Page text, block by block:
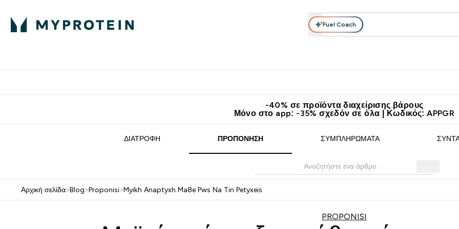
Fuel Coach
-40% σε προϊόντα διαχείρισης βάρους
Μόνο στο app: -35% σχεδόν σε όλα | Κωδικός: APPGR
ΔΙΑΤΡΟΦΉ ΠΡΟΠΌΝΗΣΗ ΣΥΜΠΛΗΡΏΜΑΤΑ
Αρχική σελίδα>Blog>Proponisi>Myikh Anaptyxh Ma8e Pws Na Tin Petyxeis
PROPONISI